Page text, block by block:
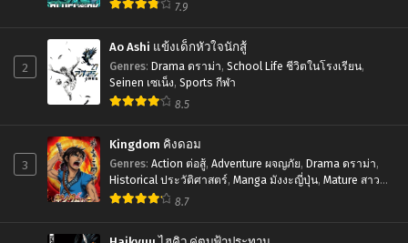
ตอน
ที่1-
พากย์
ไทย+ซับ
ไทย
Kokurasetai
The
Movie
First
wa
Owaranai
7.9
2
Ao Ashi แข้งเด็กหัวใจนักสู้
Genres: Drama ดราม่า, School Life ชีวิตในโรงเรียน,
Seinen เซเน็ง, Sports กีฬา
8.5
3
Kingdom คิงดอม
Genres: Action ต่อสู้, Adventure ผจญภัย, Drama ดราม่า,
Historical ประวัติศาสตร์, Manga มังงะญี่ปุ่น, Mature สาว
ใหญ่,Seinen เซเน็ง
8.7